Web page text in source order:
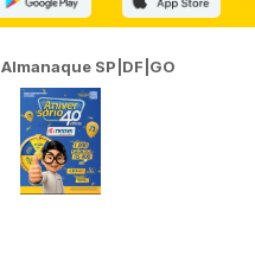
Almanaque SP|DF|GO